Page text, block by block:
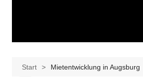
Start Mietentwicklung in Augsburg